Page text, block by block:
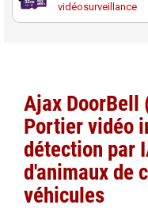
vidéosurveillance
vidéosurveillance
Carte MicroSD
vidéosurveillance
Ajax DoorBell
Portier vidéo
détection par
d'animaux de
véhicules